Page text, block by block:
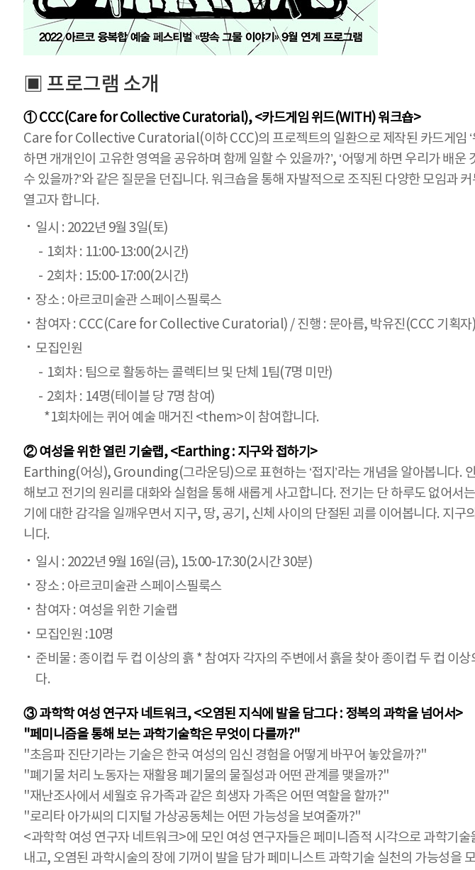
▣ 프로그램 소개
① CCC(Care for Collective Curatorial), <카드게임 위드(WITH) 워크숍>
Care for Collective Curatorial(이하 CCC)의 프로젝트의 일환으로 제작된 카드게임 ‘
하면 개개인이 고유한 영역을 공유하며 함께 일할 수 있을까?’, ‘어떻게 하면 우리가 배
수 있을까?’와 같은 질문을 던집니다. 워크숍을 통해 자발적으로 조직된 다양한 모임과
열고자 합니다.
일시 : 2022년 9월 3일(토)
1회차 : 11:00-13:00(2시간)
2회차 : 15:00-17:00(2시간)
장소 : 아르코미술관 스페이스필룩스
참여자 : CCC(Care for Collective Curatorial) / 진행 : 문아름, 박유진(CCC 기획자)
모집인원
1회차 : 팀으로 활동하는 콜렉티브 및 단체 1팀(7명 미만)
2회차 : 14명(테이블 당 7명 참여)
*1회차에는 퀴어 예술 매거진 <them>이 참여합니다.
② 여성을 위한 열린 기술랩, <Earthing : 지구와 접하기>
Earthing(어싱), Grounding(그라운딩)으로 표현하는 ‘접지’라는 개념을 알아봅니다.
해보고 전기의 원리를 대화와 실험을 통해 새롭게 사고합니다. 전기는 단 하루도 없어
기에 대한 감각을 일깨우면서 지구, 땅, 공기, 신체 사이의 단절된 괴를 이어봅니다. 지
니다.
일시 : 2022년 9월 16일(금), 15:00-17:30(2시간 30분)
장소 : 아르코미술관 스페이스필룩스
참여자 : 여성을 위한 기술랩
모집인원 :10명
준비물 : 종이컵 두 컵 이상의 흙 * 참여자 각자의 주변에서 흙을 찾아 종이컵 두 컵 이
다.
③ 과학학 여성 연구자 네트워크, <오염된 지식에 발을 담그다 : 정복의 과학을 넘어서>
"페미니즘을 통해 보는 과학기술학은 무엇이 다를까?"
"초음파 진단기라는 기술은 한국 여성의 임신 경험을 어떻게 바꾸어 놓았을까?"
"폐기물 처리 노동자는 재활용 폐기물의 물질성과 어떤 관계를 맺을까?"
"재난조사에서 세월호 유가족과 같은 희생자 가족은 어떤 역할을 할까?"
"로리타 아가씨의 디지털 가상공동체는 어떤 가능성을 보여줄까?"
<과학학 여성 연구자 네트워크>에 모인 여성 연구자들은 페미니즘적 시각으로 과학기
내고, 오염된 과학시술의 장에 기꺼이 발을 담가 페미니스트 과학기술 실천의 가능성을